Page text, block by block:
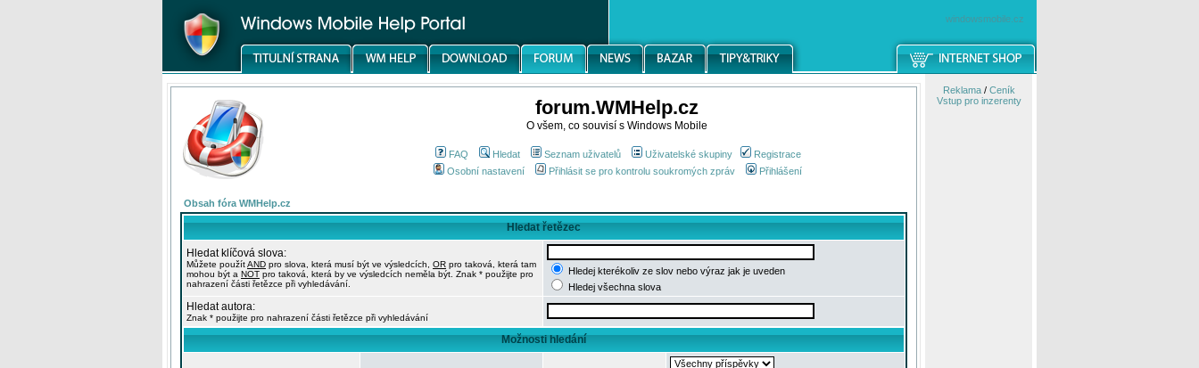
windowsmobile.cz
forum.WMHelp.cz
O všem, co souvisí s Windows Mobile
FAQ Hledat Seznam uživatelů Uživatelské skupiny
Registrace
Osobní nastavení
Přihlásit se pro kontrolu soukromých zpráv Přihlášení
Obsah fóra WMHelp.cz
Hledat řetězec
Hledat klíčová slova:
Můžete použítAND pro slova, která musí být ve výsledcích, OR pro taková, která tam
mohou být a NOT pro taková, která by ve výsledcích neměla být. Znak * použijte pro
nahrazení části řetězce při vyhledávání.
Hledej kterékoliv ze slov nebo výraz jak je uveden
Hledej všechna slova
Hledat autora:
Znak * použijte pro nahrazení části řetězce při vyhledávání
Možnosti hledání
Reklama/ Ceník
Vstup pro inzerenty